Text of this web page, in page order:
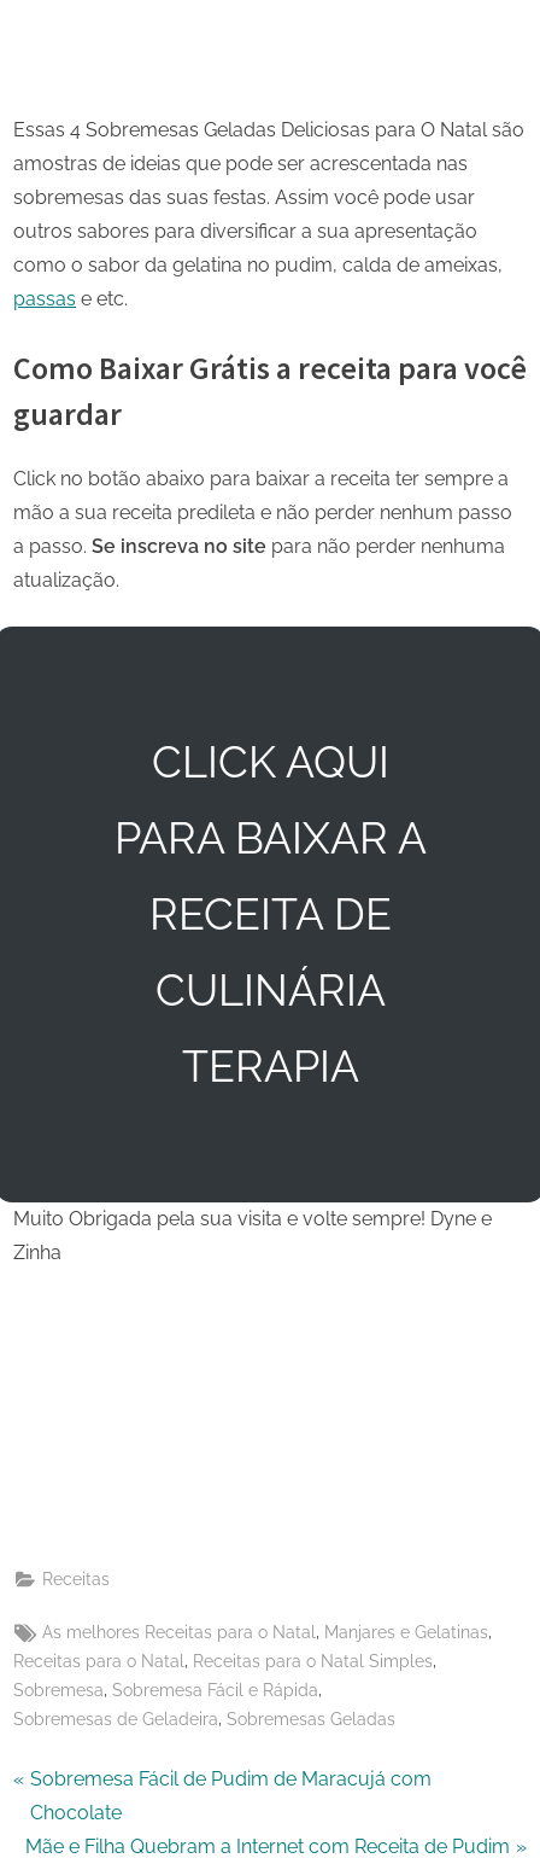
Essas 4 Sobremesas Geladas Deliciosas para O Natal são
amostras de ideias que pode ser acrescentada nas
sobremesas das suas festas. Assim você pode usar
outros sabores para diversificar a sua apresentação
como o sabor da gelatina no pudim, calda de ameixas,
passas e etc.
Como Baixar Grátis a receita para você
guardar
Click no botão abaixo para baixar a receita ter sempre a
mão a sua receita predileta e não perder nenhum passo
a passo. Se inscreva no site para não perder nenhuma
atualização.
CLICK AQUI
PARA BAIXAR A
RECEITA DE
CULINÁRIA
TERAPIA
Muito Obrigada pela sua visita e volte sempre! Dyne e
Zinha
X
Receitas
Tags:
As melhores Receitas para o Natal, Manjares e Gelatinas,
Receitas para o Natal, Receitas para o Natal Simples,
Sobremesa, Sobremesa Fácil e Rápida,
Sobremesas de Geladeira, Sobremesas Geladas
Navegação
de
P
r
e
Sobremesa Fácil de Pudim de Maracujá com
Chocolate
N
Mãe e Filha Quebram a Internet com Receita de Pudim